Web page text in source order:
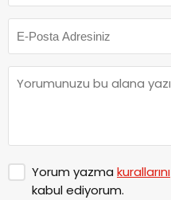
Yorum yazma kurallarını
kabul ediyorum.